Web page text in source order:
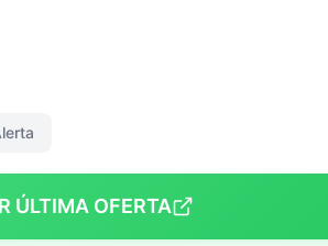
ÚLTIMA OFERTA